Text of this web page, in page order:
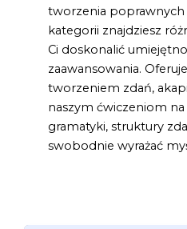
tworzenia poprawnych
kategorii znajdziesz
Ci doskonalić
zaawansowania.
tworzeniem zdań,
naszym ćwiczeniom
gramatyki, struktury
swobodnie wyrażać